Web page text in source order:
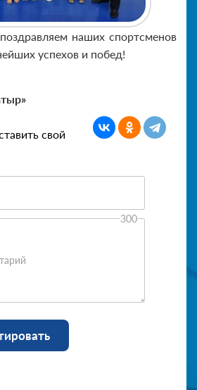
наших спортсменов
успехов и побед!
свой
300